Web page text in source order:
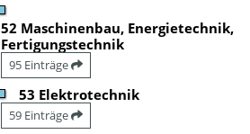
52 Maschinenbau, Energietechnik,
Fertigungstechnik
95 Einträge
53 Elektrotechnik
59 Einträge